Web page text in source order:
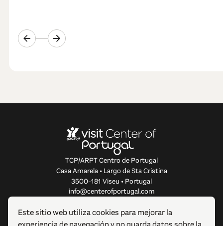
TCP/ARPT Centro de Portugal
Casa Amarela • Largo de Sta Cristina
3500-181 Viseu • Portugal
info@centerofportugal.com
SOBRE ESTE SITIO WEB
Este sitio web utiliza cookies para mejorar la